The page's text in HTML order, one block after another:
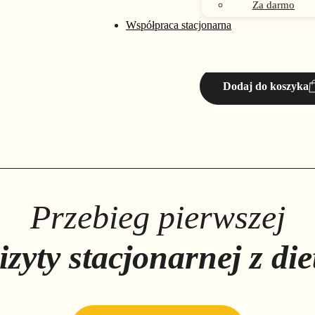
Za darmo
Współpraca stacjonarna
Dodaj do koszyka
Przebieg pierwszej
stacjonarnej z